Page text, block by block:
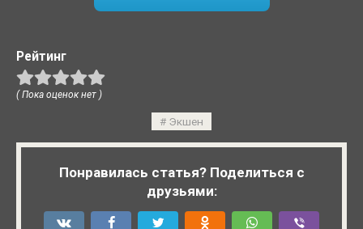
Рейтинг
( Пока оценок нет )
Экшен
Понравилась статья? Поделиться с
друзьями: